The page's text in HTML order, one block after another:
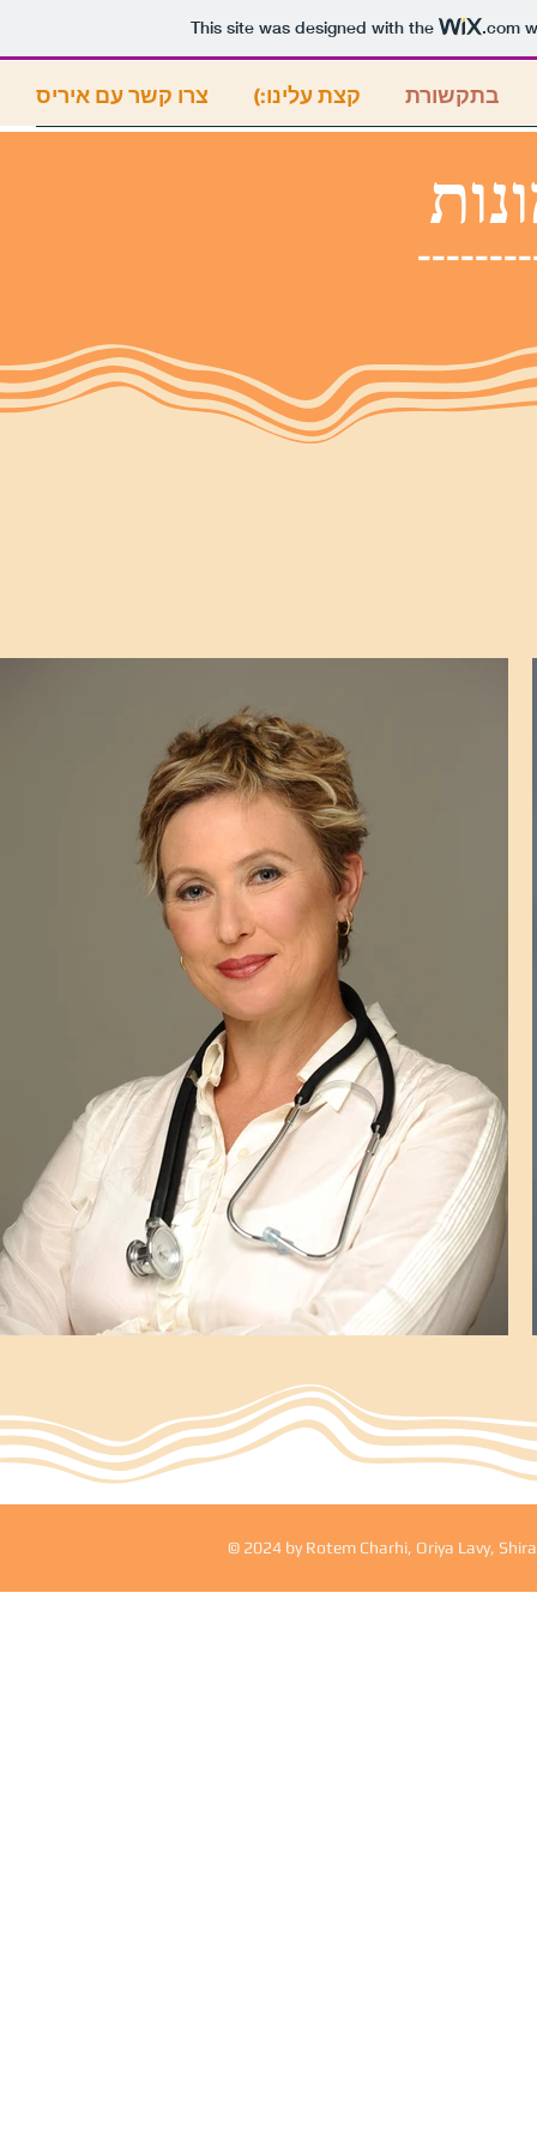
This site was designed with the .com
צרו קשר עם איריס (:קצת עלינו בתקשורת
© 2024 by Rotem Charhi, Oriya Lavy,